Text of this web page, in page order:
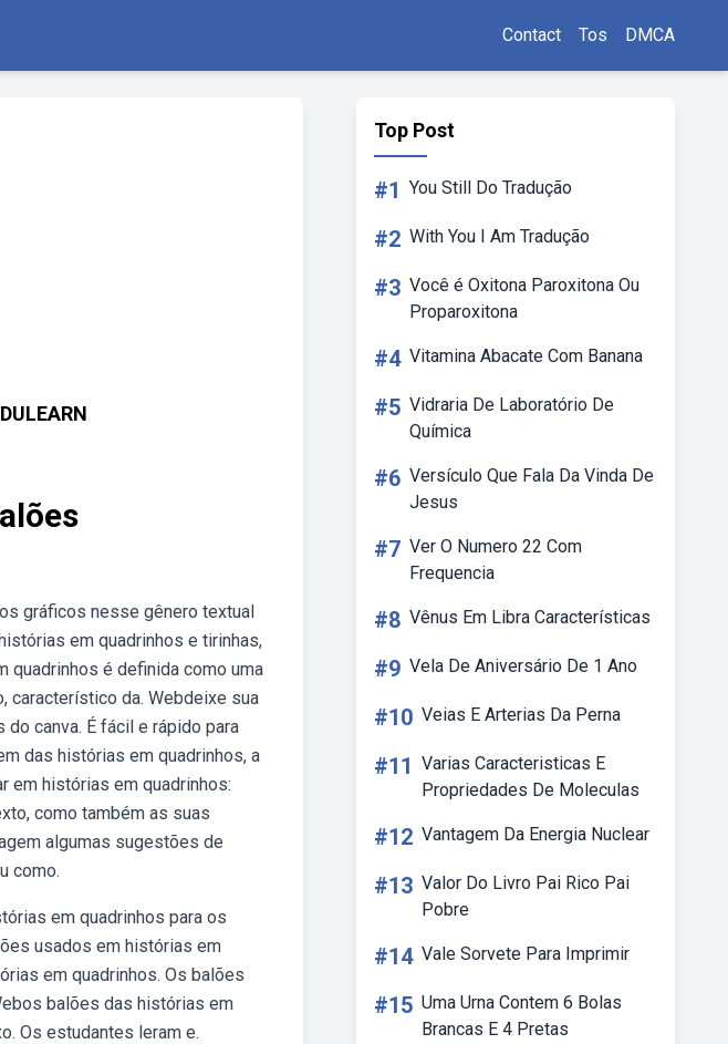
Contact Tos DMCA
gráficos nesse gênero textual
em quadrinhos e tirinhas,
quadrinhos é definida como uma
característico da. Webdeixe sua
canva. É fácil e rápido para
das histórias em quadrinhos, a
em histórias em quadrinhos:
como também as suas
algumas sugestões de
como.
em quadrinhos para os
usados em histórias em
em quadrinhos. Os balões
balões das histórias em
Os estudantes leram e.
Top Post
#1 You Still Do Tradução
#2 With You I Am Tradução
#3 Você é Oxitona Paroxitona Ou
Proparoxitona
#4 Vitamina Abacate Com Banana
#5 Vidraria De Laboratório De
Química
#6 Versículo Que Fala Da Vinda De
Jesus
#7 Ver O Numero 22 Com
Frequencia
#8 Vênus Em Libra Características
#9 Vela De Aniversário De 1 Ano
#10 Veias E Arterias Da Perna
#11 Varias Caracteristicas E
Propriedades De Moleculas
#12 Vantagem Da Energia Nuclear
#13 Valor Do Livro Pai Rico Pai
Pobre
#14 Vale Sorvete Para Imprimir
#15 Uma Urna Contem 6 Bolas
Brancas E 4 Pretas